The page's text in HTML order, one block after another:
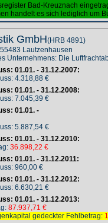
Bad-Kreuznach
handelt es sich lediglich um
GmbH(HRB 4891)
Lautzenhausen
Unternehmens: Die
01.01. - 31.12.2007:
4.318,88 €
01.01. - 31.12.2008:
7.045,39 €
01.01. -
5.887,54 €
01.01. - 31.12.2010:
36.898,22 €
01.01. - 31.12.2011:
960,00 €
01.01. - 31.12.2012:
6.630,21 €
01.01. - 31.12.2013:
87.937,71 €
gedeckter Fehlbetrag: